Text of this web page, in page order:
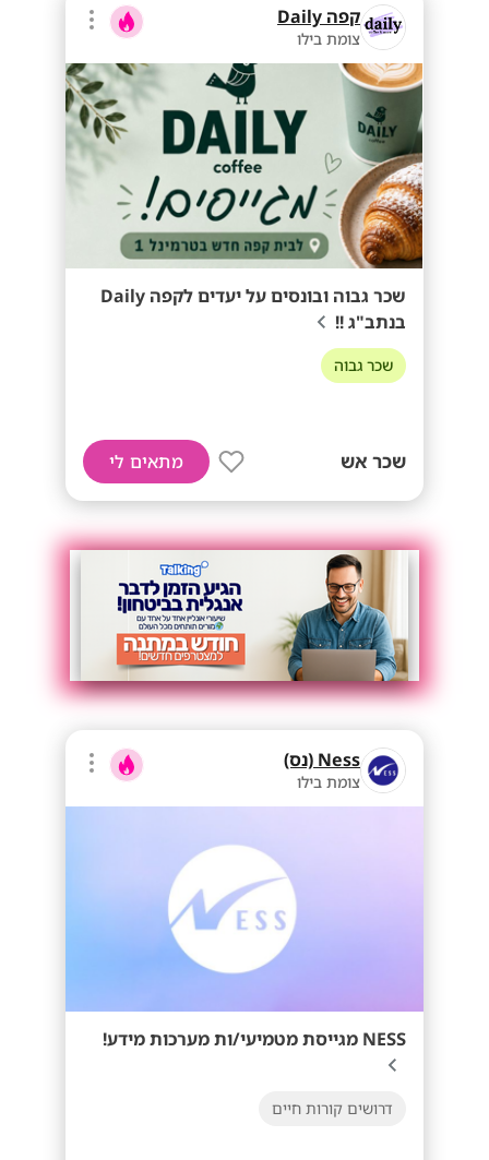
קפה Daily
צומת בילו
שכר גבוה ובונסים על יעדים לקפה Daily
בנתב"ג !!
שכר גבוה
שכר אש מתאים לי
Ness (נס)
צומת בילו
NESS מגייסת מטמיעי/ות מערכות מידע!
דרושים קורות חיים